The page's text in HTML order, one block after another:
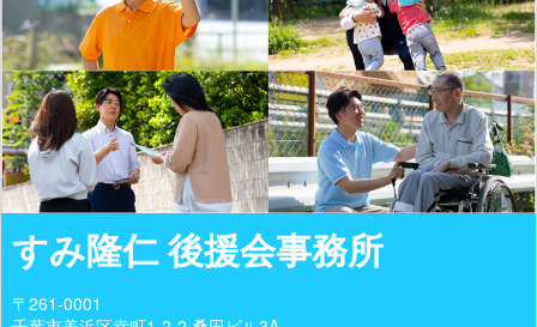
すみ隆仁 後援会事務所
〒261-0001